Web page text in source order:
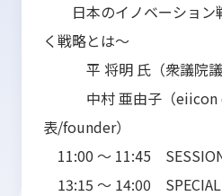
日本のイノベーション
く戦略とは～
平 将明 氏（衆議院議
中村 亜由子（eiicon
表/founder）
11:00 ～ 11:45
13:15 ～ 14:00 SPECIAL